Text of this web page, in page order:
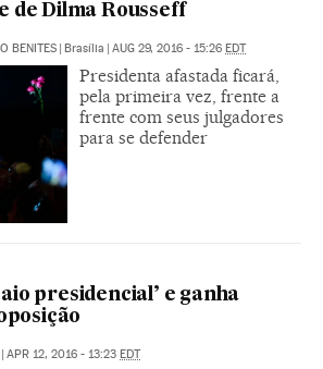
de Dilma Rousseff
BENITES | Brasília | AUG 29, 2016 - 15:26 EDT
Presidenta afastada ficará,
pela primeira vez, frente a
frente com seus julgadores
para se defender
presidencial’ e ganha
| APR 12, 2016 - 13:23 EDT